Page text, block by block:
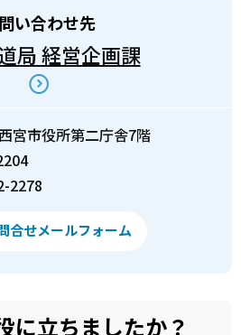
い合わせ先
局 経営企画課
宮市役所第二庁舎7階
2278
合せメールフォーム
に立ちましたか？